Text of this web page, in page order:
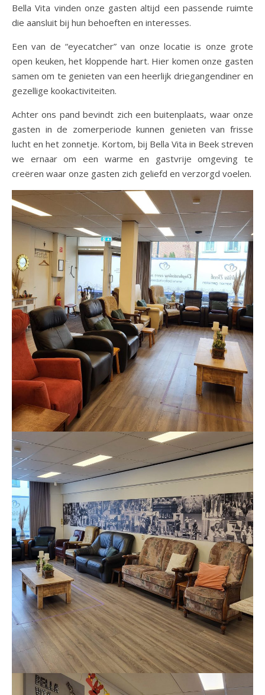
Bella Vita vinden onze gasten altijd een passende ruimte
die aansluit bij hun behoeften en interesses.
Een van de “eyecatcher” van onze locatie is onze grote
open keuken, het kloppende hart. Hier komen onze gasten
samen om te genieten van een heerlijk driegangendiner en
gezellige kookactiviteiten.
Achter ons pand bevindt zich een buitenplaats, waar onze
gasten in de zomerperiode kunnen genieten van frisse
lucht en het zonnetje. Kortom, bij Bella Vita in Beek streven
we ernaar om een warme en gastvrije omgeving te
creëren waar onze gasten zich geliefd en verzorgd voelen.